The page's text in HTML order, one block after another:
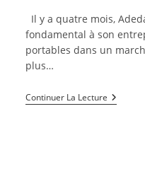
la
publication :
Il y a quatre mois,
fondamental à son
portables dans un
plus…
Continuer La LectureLe
Bitcoin